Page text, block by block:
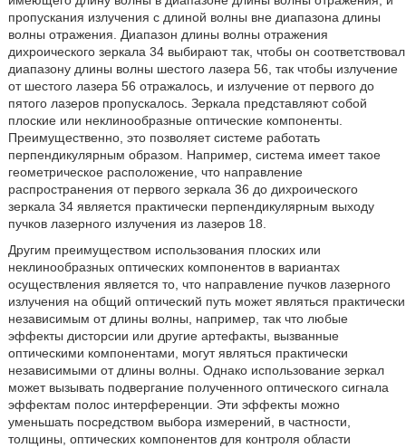
пропускания излучения с длиной волны вне диапазона длины
волны отражения. Диапазон длины волны отражения
дихроического зеркала 34 выбирают так, чтобы он соответствовал
диапазону длины волны шестого лазера 56, так чтобы излучение
от шестого лазера 56 отражалось, и излучение от первого до
пятого лазеров пропускалось. Зеркала представляют собой
плоские или неклинообразные оптические компоненты.
Преимущественно, это позволяет системе работать
перпендикулярным образом. Например, система имеет такое
геометрическое расположение, что направление
распространения от первого зеркала 36 до дихроического
зеркала 34 является практически перпендикулярным выходу
пучков лазерного излучения из лазеров 18.
Другим преимуществом использования плоских или
неклинообразных оптических компонентов в вариантах
осуществления является то, что направление пучков лазерного
излучения на общий оптический путь может являться практически
независимым от длины волны, например, так что любые
эффекты дисторсии или другие артефакты, вызванные
оптическими компонентами, могут являться практически
независимыми от длины волны. Однако использование зеркал
может вызывать подвергание полученного оптического сигнала
эффектам полос интерференции. Эти эффекты можно
уменьшать посредством выбора измерений, в частности,
толщины, оптических компонентов для контроля области